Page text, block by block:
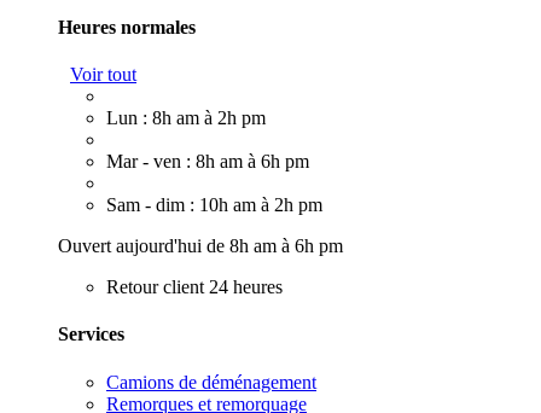
Heures normales
Voir tout
Lun : 8h am à 2h pm
Mar - ven : 8h am à 6h pm
Sam - dim : 10h am à 2h pm
Ouvert aujourd'hui de 8h am à 6h pm
Retour client 24 heures
Services
Camions de déménagement
Remorques et remorquage